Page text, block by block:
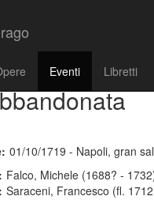
Eventi Libretti
01/10/1719 - Napoli, gran
Falco, Michele (1688? -
Saraceni, Francesco (fl.